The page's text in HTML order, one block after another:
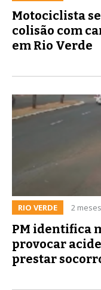
Motociclista
colisão com
em Rio Verde
RIO VERDE 2
PM identifica
provocar
prestar